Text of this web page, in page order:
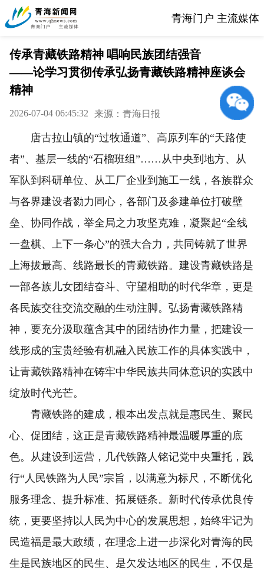
青海门户 主流媒体
传承青藏铁路精神 唱响民族团结强音
——论学习贯彻传承弘扬青藏铁路精神座谈会
精神
2026-07-04 06:45:32 来源：青海日报
唐古拉山镇的“过牧通道”、高原列车的“天路使
者”、基层一线的“石榴班组”……从中央到地方、从
军队到科研单位、从工厂企业到施工一线，各族群众
与各界建设者勠力同心，各部门及参建单位打破壁
垒、协同作战，举全局之力攻坚克难，凝聚起“全线
一盘棋、上下一条心”的强大合力，共同铸就了世界
上海拔最高、线路最长的青藏铁路。建设青藏铁路是
一部各族儿女团结奋斗、守望相助的时代华章，更是
各民族交往交流交融的生动注脚。弘扬青藏铁路精
神，要充分汲取蕴含其中的团结协作力量，把建设一
线形成的宝贵经验有机融入民族工作的具体实践中，
让青藏铁路精神在铸牢中华民族共同体意识的实践中
绽放时代光芒。
青藏铁路的建成，根本出发点就是惠民生、聚民
心、促团结，这正是青藏铁路精神最温暖厚重的底
色。从建设到运营，几代铁路人铭记党中央重托，践
行“人民铁路为人民”宗旨，以满意为标尺，不断优化
服务理念、提升标准、拓展链条。新时代传承优良传
统，更要坚持以人民为中心的发展思想，始终牢记为
民造福是最大政绩，在理念上进一步深化对青海的民
生是民族地区的民生、是欠发达地区的民生，不仅是